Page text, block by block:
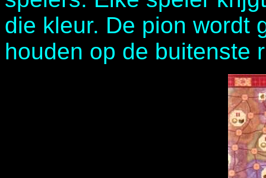
die kleur. De pion wordt
houden op de buitenste